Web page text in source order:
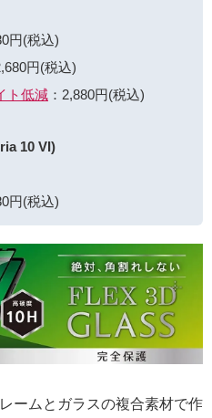
円(税込)
円(税込)
ト低減 ：2,880円(税込)
10 VI)
円(税込)
ームとガラスの複合素材で作